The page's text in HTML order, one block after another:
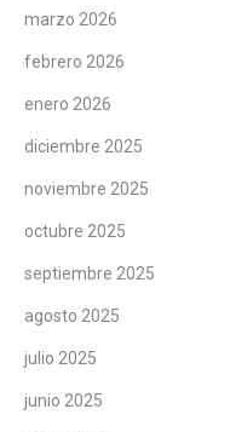
marzo 2026
febrero 2026
enero 2026
diciembre 2025
noviembre 2025
octubre 2025
septiembre 2025
agosto 2025
julio 2025
junio 2025